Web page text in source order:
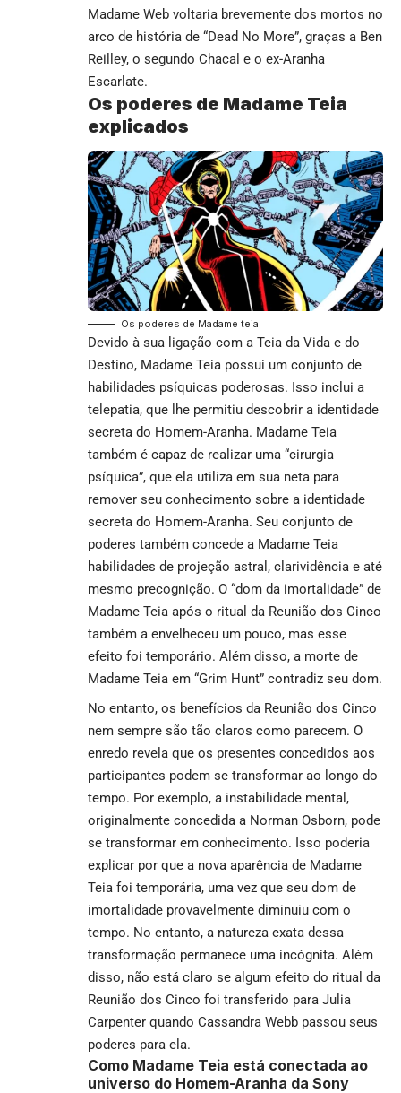
Madame Web voltaria brevemente dos mortos no
arco de história de “Dead No More”, graças a Ben
Reilley, o segundo Chacal e o ex-Aranha
Escarlate.
Os poderes de Madame Teia
explicados
Os poderes de Madame teia
Devido à sua ligação com a Teia da Vida e do
Destino, Madame Teia possui um conjunto de
habilidades psíquicas poderosas. Isso inclui a
telepatia, que lhe permitiu descobrir a identidade
secreta do Homem-Aranha. Madame Teia
também é capaz de realizar uma “cirurgia
psíquica”, que ela utiliza em sua neta para
remover seu conhecimento sobre a identidade
secreta do Homem-Aranha. Seu conjunto de
poderes também concede a Madame Teia
habilidades de projeção astral, clarividência e até
mesmo precognição. O “dom da imortalidade” de
Madame Teia após o ritual da Reunião dos Cinco
também a envelheceu um pouco, mas esse
efeito foi temporário. Além disso, a morte de
Madame Teia em “Grim Hunt” contradiz seu dom.
No entanto, os benefícios da Reunião dos Cinco
nem sempre são tão claros como parecem. O
enredo revela que os presentes concedidos aos
participantes podem se transformar ao longo do
tempo. Por exemplo, a instabilidade mental,
originalmente concedida a Norman Osborn, pode
se transformar em conhecimento. Isso poderia
explicar por que a nova aparência de Madame
Teia foi temporária, uma vez que seu dom de
imortalidade provavelmente diminuiu com o
tempo. No entanto, a natureza exata dessa
transformação permanece uma incógnita. Além
disso, não está claro se algum efeito do ritual da
Reunião dos Cinco foi transferido para Julia
Carpenter quando Cassandra Webb passou seus
poderes para ela.
Como Madame Teia está conectada ao
universo do Homem-Aranha da Sony